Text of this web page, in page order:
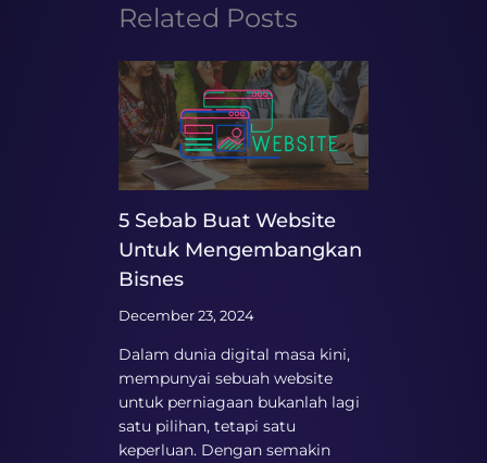
Related Posts
5 Sebab Buat Website
Untuk Mengembangkan
Bisnes
December 23, 2024
Dalam dunia digital masa kini,
mempunyai sebuah website
untuk perniagaan bukanlah lagi
satu pilihan, tetapi satu
keperluan. Dengan semakin